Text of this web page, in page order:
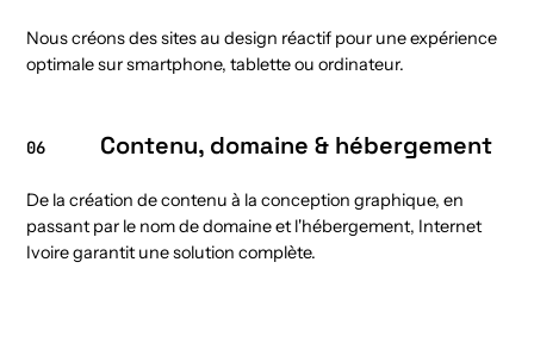
Nous créons des sites au design réactif pour une expérience
optimale sur smartphone, tablette ou ordinateur.
06 Contenu, domaine & hébergement
De la création de contenu à la conception graphique, en
passant par le nom de domaine et l'hébergement, Internet
Ivoire garantit une solution complète.